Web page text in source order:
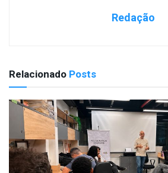
Redação
Relacionado Posts